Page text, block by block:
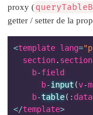
proxy (
getter / setter de la
<template lang=
  section
. section
    b
-field
      b
-input(v-
    b
-table( : data
</template>